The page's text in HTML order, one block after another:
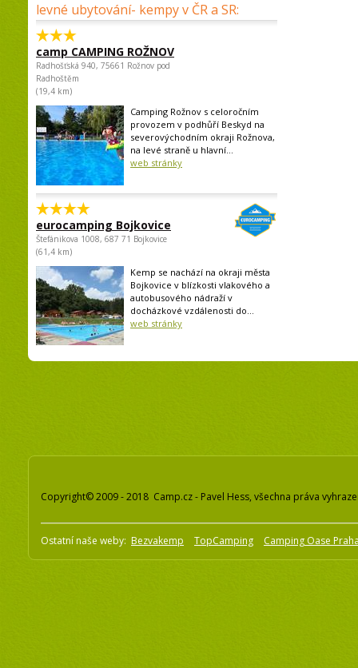
levné ubytování- kempy v ČR a SR:
camp CAMPING ROŽNOV
Radhošťská 940, 75661 Rožnov pod
Radhoštěm
(19,4 km)
Camping Rožnov s celoročním
provozem v podhůří Beskyd na
severovýchodním okraji Rožnova,
na levé straně u hlavní...
web stránky
eurocamping Bojkovice
Štefánikova 1008, 687 71 Bojkovice
(61,4 km)
Kemp se nachází na okraji města
Bojkovice v blízkosti vlakového a
autobusového nádraží v
docházkové vzdálenosti do...
web stránky
Copyright© 2009 - 2018 Camp.cz - Pavel Hess, všechna práva
Ostatní naše weby: Bezvakemp TopCamping Camping Oase